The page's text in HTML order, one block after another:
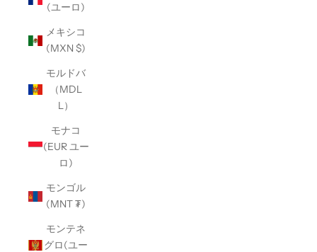
(ユーロ)
メキシコ
(MXN $)
モルドバ
（MDL
L）
モナコ
(EUR ユー
ロ)
モンゴル
(MNT ₮)
モンテネ
グロ(ユー